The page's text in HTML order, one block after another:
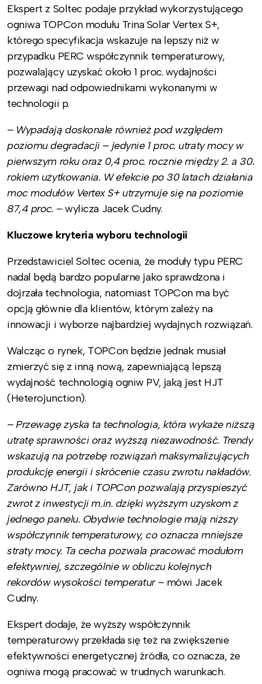
Ekspert z Soltec podaje przykład wykorzystującego
ogniwa TOPCon modułu Trina Solar Vertex S+,
którego specyfikacja wskazuje na lepszy niż w
przypadku PERC współczynnik temperaturowy,
pozwalający uzyskać około 1 proc. wydajności
przewagi nad odpowiednikami wykonanymi w
technologii p.
– Wypadają doskonale również pod względem
poziomu degradacji – jedynie 1 proc. utraty mocy w
pierwszym roku oraz 0,4 proc. rocznie między 2. a 30.
rokiem użytkowania. W efekcie po 30 latach działania
moc modułów Vertex S+ utrzymuje się na poziomie
87,4 proc. –wylicza Jacek Cudny.
Kluczowe kryteria wyboru technologii
Przedstawiciel Soltec ocenia, że moduły typu PERC
nadal będą bardzo popularne jako sprawdzona i
dojrzała technologia, natomiast TOPCon ma być
opcją głównie dla klientów, którym zależy na
innowacji i wyborze najbardziej wydajnych rozwiązań.
Walcząc o rynek, TOPCon będzie jednak musiał
zmierzyć się z inną nową, zapewniającą lepszą
wydajność technologią ogniw PV, jaką jest HJT
(Heterojunction).
– Przewagę zyska ta technologia, która wykaże niższą
utratę sprawności oraz wyższą niezawodność. Trendy
wskazują na potrzebę rozwiązań maksymalizujących
produkcję energii i skrócenie czasu zwrotu nakładów.
Zarówno HJT, jak i TOPCon pozwalają przyspieszyć
zwrot z inwestycji m.in. dzięki wyższym uzyskom z
jednego panelu. Obydwie technologie mają niższy
współczynnik temperaturowy, co oznacza mniejsze
straty mocy. Ta cecha pozwala pracować modułom
efektywniej, szczególnie w obliczu kolejnych
rekordów wysokości temperatur – mówi Jacek
Cudny.
Ekspert dodaje, że wyższy współczynnik
temperaturowy przekłada się też na zwiększenie
efektywności energetycznej źródła, co oznacza, że
ogniwa mogą pracować w trudnych warunkach.